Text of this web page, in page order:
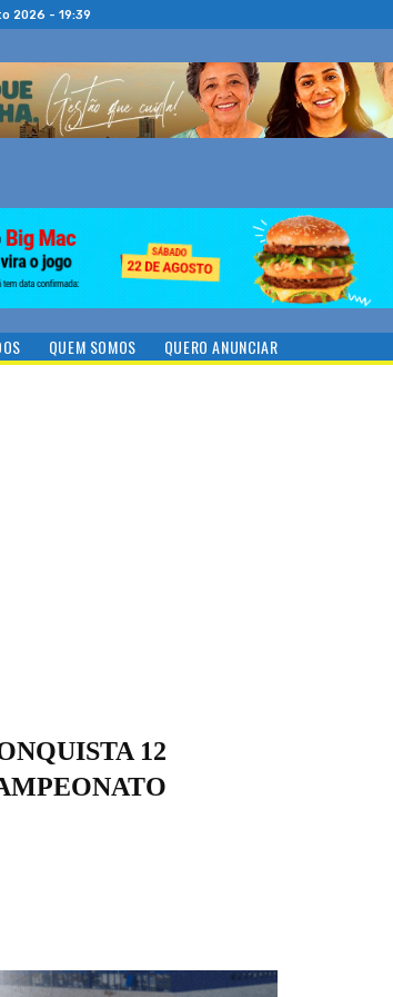
2026 - 19:39
QUEM SOMOS QUERO ANUNCIAR
12